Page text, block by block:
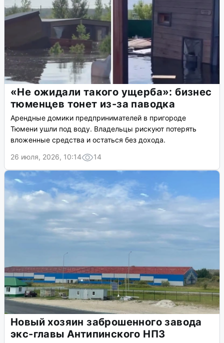
«Не ожидали такого ущерба»: бизнес
тюменцев тонет из-за паводка
Арендные домики предпринимателей в пригороде
Тюмени ушли под воду. Владельцы рискуют потерять
вложенные средства и остаться без дохода.
26 июля, 2026, 10:14
14
Новый хозяин заброшенного завода
экс-главы Антипинского НПЗ